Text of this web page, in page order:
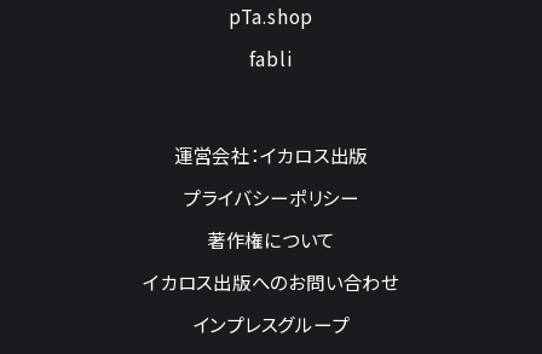
pTa.shop
fabli
運営会社：イカロス出版
プライバシーポリシー
著作権について
イカロス出版へのお問い合わせ
インプレスグループ